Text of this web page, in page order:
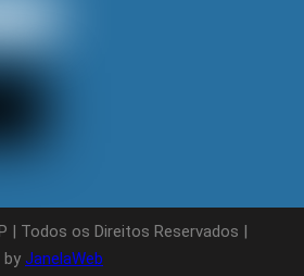
| Todos os Direitos Reservados |
by JanelaWeb